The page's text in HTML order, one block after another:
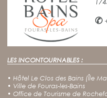
✆
LES INCONTOURNABLES :
• Hôtel Le Clos des Bains (Île
• Ville de Fouras-les-Bains
• Office de Tourisme de